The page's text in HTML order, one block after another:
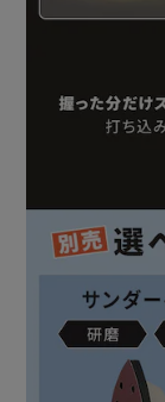
45°(傾斜切断時
外径125mm/内
外径125mm×
ノコ刃が使用で
本製品に市販の
の形状に注意し
加工物・切断条